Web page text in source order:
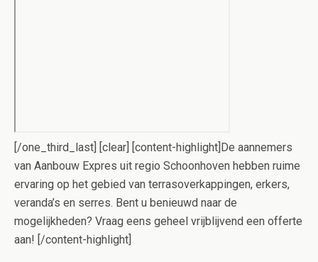
[/one_third_last] [clear] [content-highlight]De aannemers
van Aanbouw Expres uit regio Schoonhoven hebben ruime
ervaring op het gebied van terrasoverkappingen, erkers,
veranda’s en serres. Bent u benieuwd naar de
mogelijkheden? Vraag eens geheel vrijblijvend een offerte
aan! [/content-highlight]